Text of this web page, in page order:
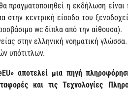
πραγματοποιηθεί η εκδήλωση
στην κεντρική είσοδο του
wc δίπλα από την αίθουσα).
στην ελληνική νοηματική γλώσσα.
υπότιτλων.
» αποτελεί μια πηγή
και τις Τεχνολογίες